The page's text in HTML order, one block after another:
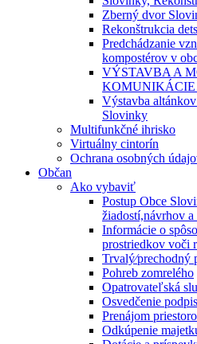
Zberný dvor
Rekonštrukcia
Predchádzanie
kompostérov v
VÝSTAVBA A
Výstavba
Slovinky
Multifunkčné ihrisko
Virtuálny cintorín
Ochrana osobných
Občan
Ako vybaviť
Postup Obce
žiadostí,návrhov
Informácie o
prostriedkov voči
Trvalý⁄prechodný
Pohreb zomrelého
Opatrovateľská
Osvedčenie
Prenájom
Odkúpenie